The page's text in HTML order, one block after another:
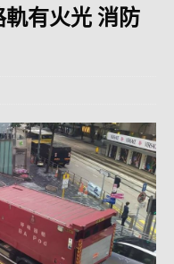
軌有火光 消防